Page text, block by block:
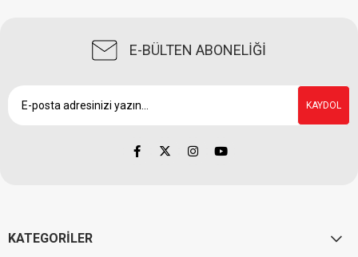
E-BÜLTEN ABONELİĞİ
KAYDOL
KATEGORİLER